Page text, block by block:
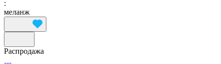
:
меланж
Распродажа